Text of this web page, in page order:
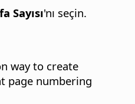
Sayısı'nı seçin.
way to create
page numbering